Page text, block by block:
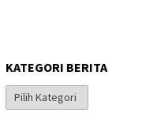
KATEGORI BERITA
Kategori
Berita